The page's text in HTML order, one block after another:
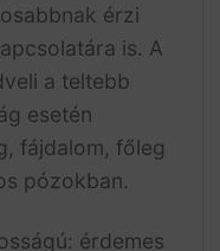
érzi
is. A
a teltebb
esetén
fájdalom, főleg
pózokban.
érdemes